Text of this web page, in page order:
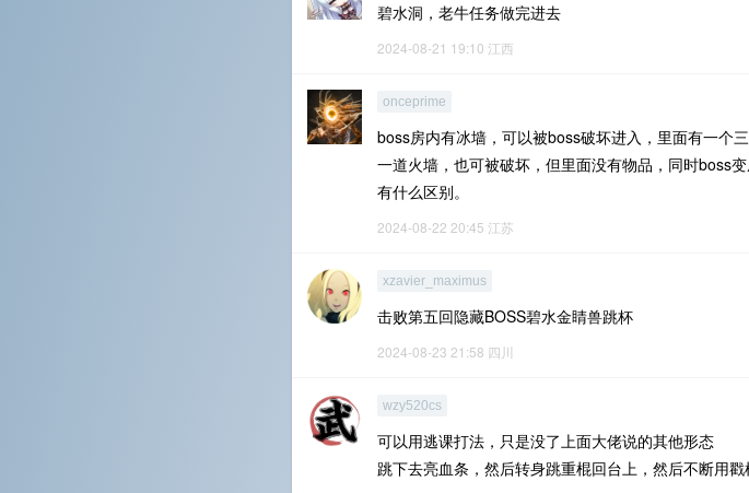
碧水洞，老牛任务做完进去
2024-08-21 19:10 江西
onceprime
boss房内有冰墙，可以被boss破坏进入，里面有一个
一道火墙，也可被破坏，但里面没有物品，同时boss
有什么区别。
2024-08-22 20:45 江苏
xzavier_maximus
击败第五回隐藏BOSS碧水金睛兽跳杯
2024-08-23 21:58 四川
wzy520cs
可以用逃课打法，只是没了上面大佬说的其他形态
跳下去亮血条，然后转身跳重棍回台上，然后不断用戳